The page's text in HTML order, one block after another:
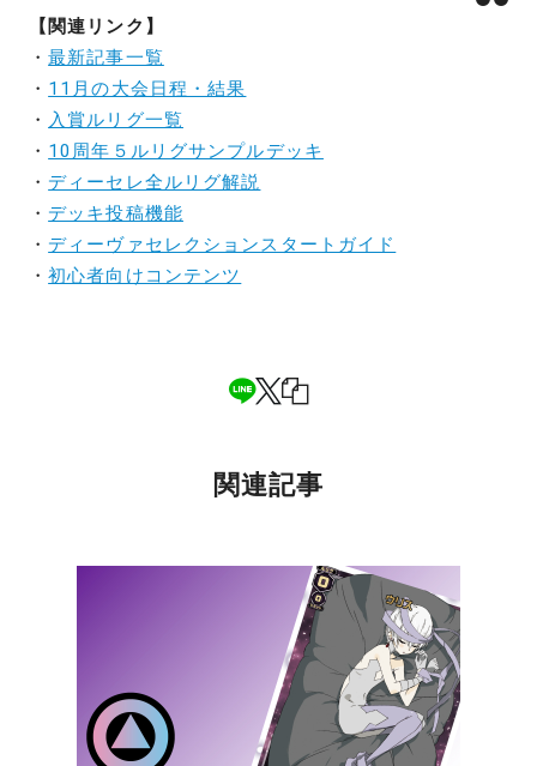
【関連リンク】
・最新記事一覧
・ 11月の大会日程・結果
・ 入賞ルリグ一覧
・ 10周年５ルリグサンプルデッキ
・ ディーセレ全ルリグ解説
・ デッキ投稿機能
・ ディーヴァセレクションスタートガイド
・初心者向けコンテンツ
関連記事